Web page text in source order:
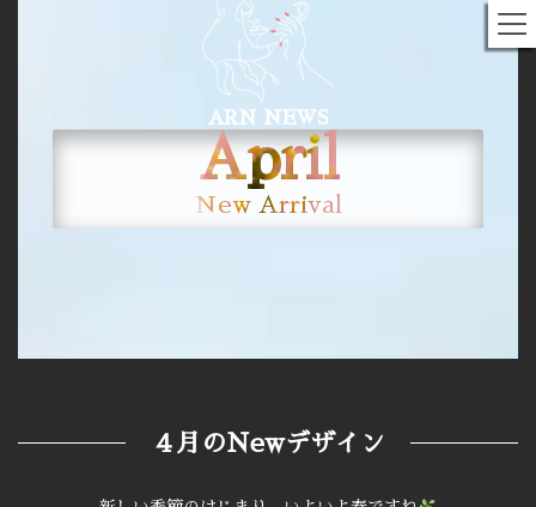
ARN NEWS
April
New Arrival
４月のNewデザイン